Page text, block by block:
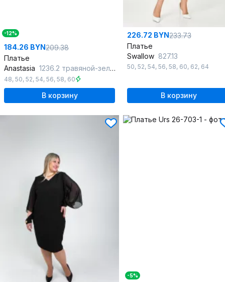
-12%
184.26 BYN209.38
Платье
Anastasia 1236.2 травяной-зеленый_
48, 50, 52, 54, 56, 58, 60
В корзину
226.72 BYN233.73
Платье
Swallow 827.13
50, 52, 54, 56, 58, 60, 62, 64
В корзину
-5%